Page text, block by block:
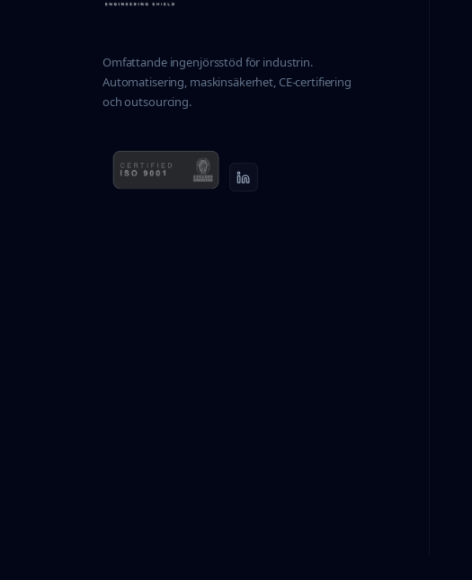
Omfattande ingenjörsstöd för industrin.
Automatisering, maskinsäkerhet, CE-certifiering
och outsourcing.